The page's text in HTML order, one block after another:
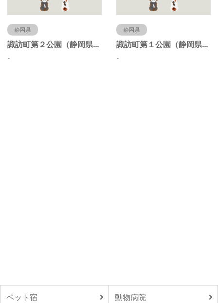
静岡県
諏訪町第２公園（静岡県静岡市）
-
静岡県
諏訪町第１公園（静岡県静岡市）
-
ペット宿 動物病院